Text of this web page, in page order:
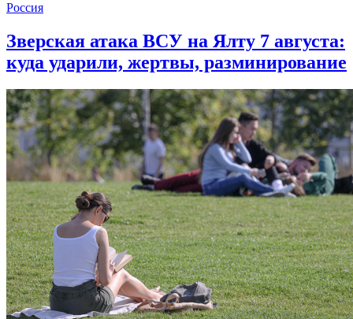
Россия
Зверская атака ВСУ на Ялту 7 августа:
куда ударили, жертвы, разминирование